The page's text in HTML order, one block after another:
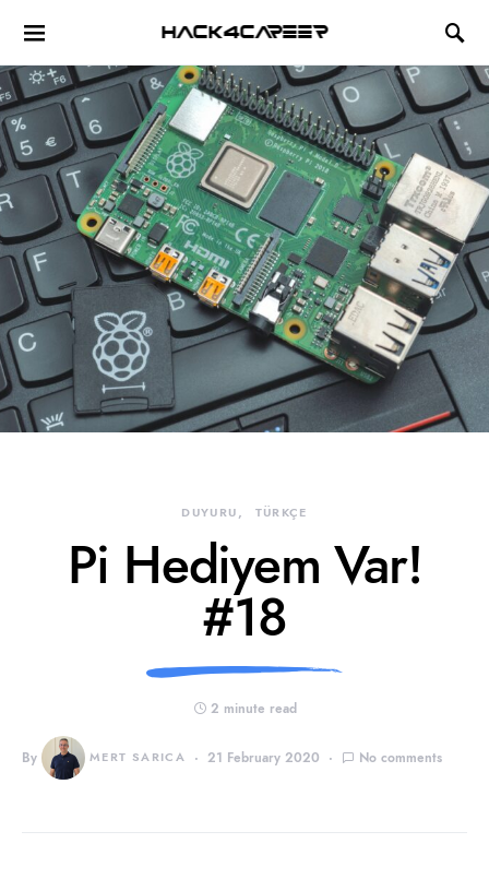
Hack4Career
DUYURU TÜRKÇE
Pi Hediyem Var!
#18
2 minute read
By MERT SARICA 21 February 2020 No comments